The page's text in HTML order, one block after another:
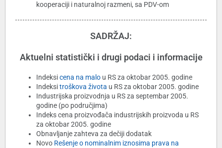
kooperaciji i naturalnoj razmeni, sa PDV-om
SADRŽAJ:
Aktuelni statistički i drugi podaci i informacije
Indeksicena na malo u RS za oktobar 2005. godine
Indeksitroškova života u RS za oktobar 2005. godine
Industrijska proizvodnja u RS za septembar 2005.
godine (po područjima)
Indeks cena proizvođača industrijskih proizvoda u RS
za oktobar 2005. godine
Obnavljanje zahteva za dečiji dodatak
Novo Rešenje o nominalnim iznosima prava na